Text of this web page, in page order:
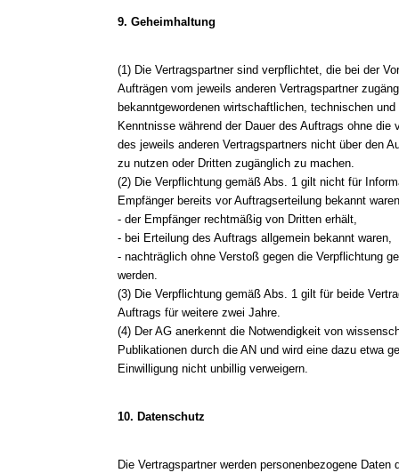
9. Geheimhaltung
(1) Die Vertragspartner sind verpflichtet, die bei der
Aufträgen vom jeweils anderen Vertragspartner
bekanntgewordenen wirtschaftlichen, technischen
Kenntnisse während der Dauer des Auftrags ohne
des jeweils anderen Vertragspartners nicht über den
zu nutzen oder Dritten zugänglich zu machen.
(2) Die Verpflichtung gemäß Abs. 1 gilt nicht für
Empfänger bereits vor Auftragserteilung bekannt
- der Empfänger rechtmäßig von Dritten erhält,
- bei Erteilung des Auftrags allgemein bekannt waren,
- nachträglich ohne Verstoß gegen die Verpflichtung
werden.
(3) Die Verpflichtung gemäß Abs. 1 gilt für beide
Auftrags für weitere zwei Jahre.
(4) Der AG anerkennt die Notwendigkeit von
Publikationen durch die AN und wird eine dazu etwa
Einwilligung nicht unbillig verweigern.
10. Datenschutz
Die Vertragspartner werden personenbezogene